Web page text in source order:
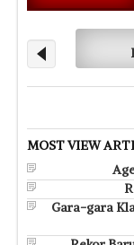
MOST VIEW
Gara-gara